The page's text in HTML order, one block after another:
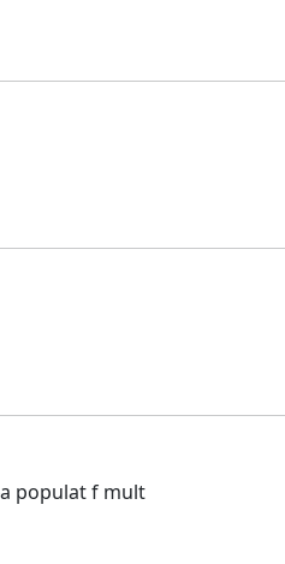
populat f mult